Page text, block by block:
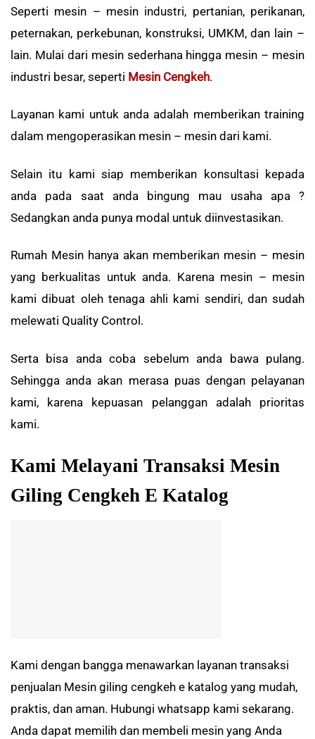
Seperti mesin – mesin industri, pertanian, perikanan,
peternakan, perkebunan, konstruksi, UMKM, dan lain –
lain. Mulai dari mesin sederhana hingga mesin – mesin
industri besar, seperti Mesin Cengkeh.
Layanan kami untuk anda adalah memberikan training
dalam mengoperasikan mesin – mesin dari kami.
Selain itu kami siap memberikan konsultasi kepada
anda pada saat anda bingung mau usaha apa ?
Sedangkan anda punya modal untuk diinvestasikan.
Rumah Mesin hanya akan memberikan mesin – mesin
yang berkualitas untuk anda. Karena mesin – mesin
kami dibuat oleh tenaga ahli kami sendiri, dan sudah
melewati Quality Control.
Serta bisa anda coba sebelum anda bawa pulang.
Sehingga anda akan merasa puas dengan pelayanan
kami, karena kepuasan pelanggan adalah prioritas
kami.
Kami Melayani Transaksi Mesin
Giling Cengkeh E Katalog
Kami dengan bangga menawarkan layanan transaksi
penjualan Mesin giling cengkeh e katalog yang mudah,
praktis, dan aman. Hubungi whatsapp kami sekarang.
Anda dapat memilih dan membeli mesin yang Anda